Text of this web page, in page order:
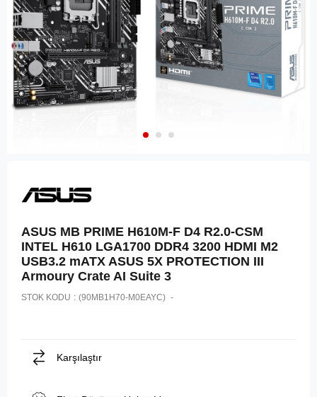
ASUS MB PRIME H610M-F D4 R2.0-CSM
INTEL H610 LGA1700 DDR4 3200 HDMI M2
USB3.2 mATX ASUS 5X PROTECTION III
Armoury Crate AI Suite 3
STOK KODU (90MB1H70-M0EAYC)
Karşılaştır